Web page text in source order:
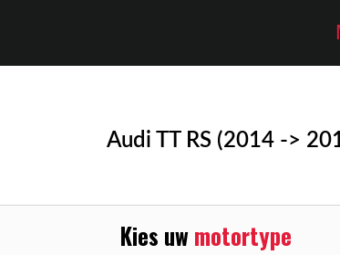
Audi TT RS (2014 ->
Kies uwmotortype